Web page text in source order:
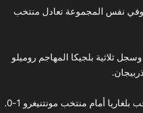
الخامسة، حقق منتخب جمهورية التشيك الفوز على بولندا 3-1، وفي نفس المجموعة تعادل منتخب
المجموعة السادسة، سقط منتخب السويد أمام منتخب بلجيكا بنتيجة 3-0. وسجل ثلاثية بلجيكا المهاجم روميلو